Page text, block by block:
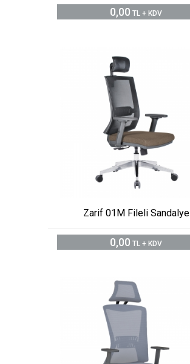
0,00 TL + KDV
Zarif 01M Fileli Sandalye
0,00 TL + KDV